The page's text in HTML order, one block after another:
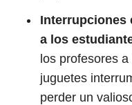
Interrupciones
a los
los profesores
juguetes
perder un